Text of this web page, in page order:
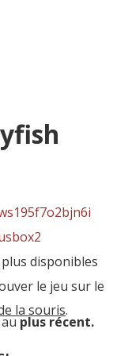
disponibles
le jeu sur le
la souris.
plus récent.